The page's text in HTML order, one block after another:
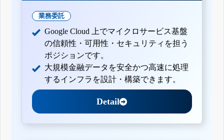
業務委託
Google Cloud 上でマイクロサービス基盤
の信頼性・可用性・セキュリティを担う
ポジションです。
大規模金融データを安全かつ高速に処理
するインフラを設計・構築できます。
Detail